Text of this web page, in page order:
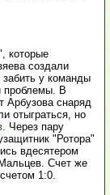
которые
создали
у команды
проблемы. В
Арбузова снаряд
отыграться, но
. Через пару
"Ротора"
вдесятером
Счет же
1:0.